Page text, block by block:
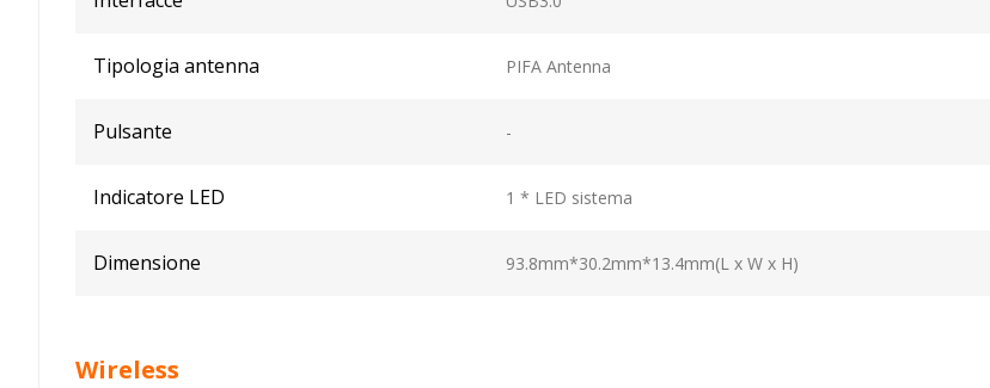
Tipologia antenna PIFA Antenna
Pulsante -
Indicatore LED 1 * LED sistema
Dimensione 93.8mm*30.2mm*13.4mm(L x W x H)
Wireless